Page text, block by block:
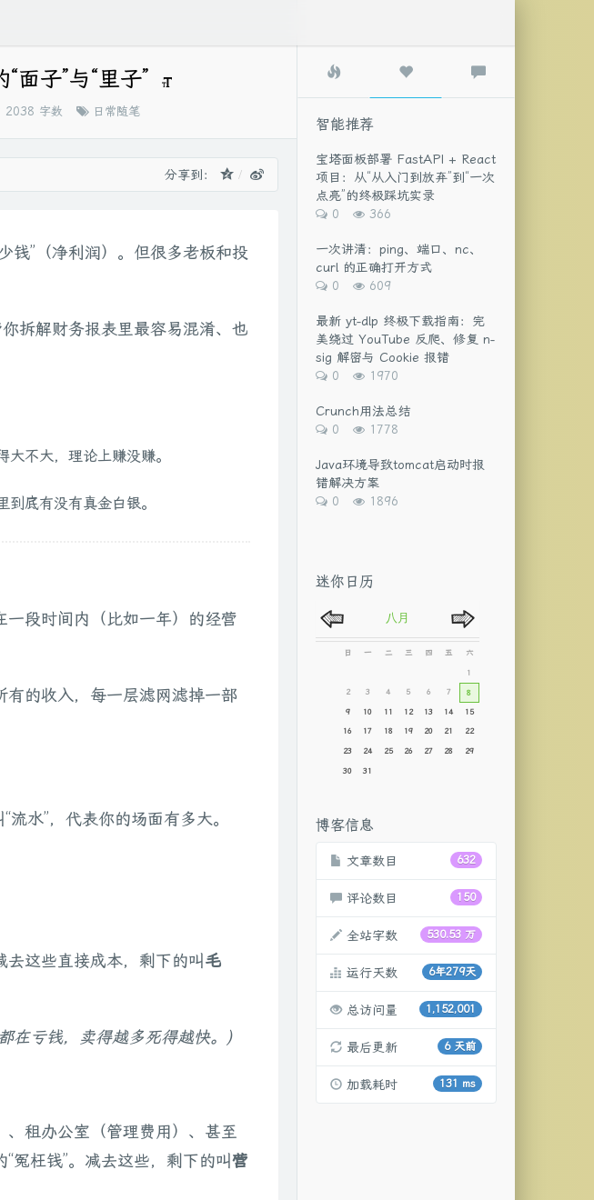
面子”与“里子”
2038 字数
分
日常随笔
分享到：
钱”（净利润）。但很多老板和投
你拆解财务报表里最容易混淆、也
大不大，理论上赚没赚。
到底有没有真金白银。
一段时间内（比如一年）的经营
的收入，每一层滤网滤掉一部
水”，代表你的场面有多大。
这些直接成本，剩下的叫毛
在亏钱，卖得越多死得越快。)
租办公室（管理费用）、甚至
冤枉钱”。减去这些，剩下的叫营
文
章
推
评
智能推荐
宝塔面板部署 FastAPI + React
项目：从“从入门到放弃”到“一次
点亮”的终极踩坑实录
评
数：
0
浏
次
数:
366
一次讲清：ping、端口、nc、
curl 的正确打开方式
评
数：
0
浏
次
数:
609
最新 yt-dlp 终极下载指南：完
美绕过 YouTube 反爬、修复 n-
sig 解密与 Cookie 报错
评
数：
0
浏
次
数:
1970
Crunch用法总结
评
数：
0
浏
次
数:
1778
Java环境导致tomcat启动时报
错解决方案
评
0
浏
1896
迷你日历
博客信息
632
文章数目
150
评论数目
530.53 万
全站字数
6年279天
运行天数
1,152,001
总访问量
6 天前
最后更新
131 ms
加载耗时